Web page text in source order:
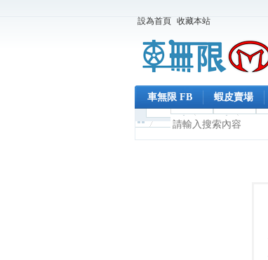
設為首頁 收藏本站
車無限 FB 蝦皮賣場